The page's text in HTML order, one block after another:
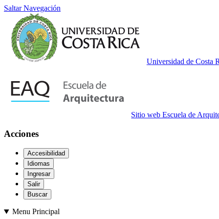
Saltar Navegación
Universidad de Costa
Sitio web Escuela de
Acciones
Accesibilidad
Idiomas
Ingresar
Salir
Buscar
Menu Principal